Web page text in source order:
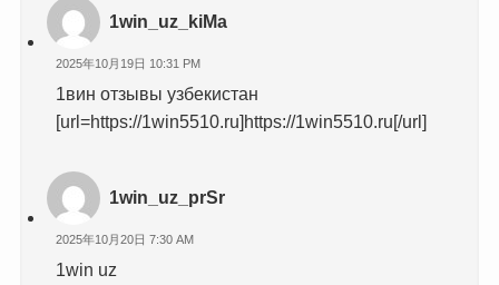
1win_uz_kiMa
2025年10月19日 10:31 PM
1вин отзывы узбекистан
[url=https://1win5510.ru]https://1win5510.ru[/url]
1win_uz_prSr
2025年10月20日 7:30 AM
1win uz